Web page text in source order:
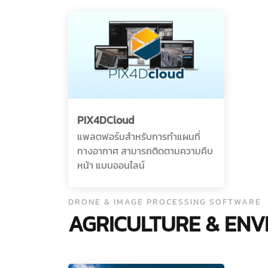
PIX4DCloud
แพลตฟอร์มสำหรับการทำแผนที่
ทางอากาศ สามารถติดตามความคืบ
หน้า แบบออนไลน์
DRONE & IMAGE PROCESSING SOFTWARE
AGRICULTURE &